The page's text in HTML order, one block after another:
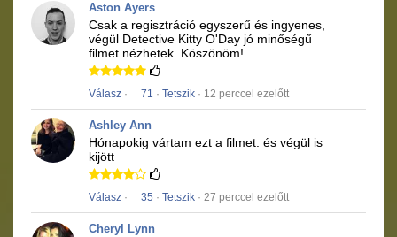
Aston Ayers
Csak a regisztráció egyszerű és ingyenes,
végül Detective Kitty O'Day jó minőségű
filmet nézhetek. Köszönöm!
Válasz · 71 · Tetszik · 12 perccel ezelőtt
Ashley Ann
Hónapokig vártam ezt a filmet. és végül is
kijött
Válasz · 35 · Tetszik · 27 perccel ezelőtt
Cheryl Lynn